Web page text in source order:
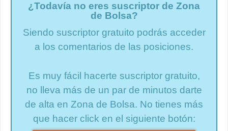
¿Todavía no eres suscriptor de Zona
de Bolsa?
Siendo suscriptor gratuito podrás acceder
a los comentarios de las posiciones.
Es muy fácil hacerte suscriptor gratuito,
no lleva más de un par de minutos darte
de alta en Zona de Bolsa. No tienes más
que hacer click en el siguiente botón: